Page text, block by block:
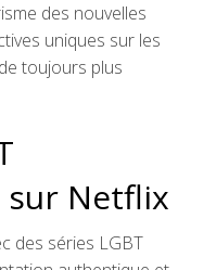
des nouvelles
uniques sur les
toujours plus
Netflix
des séries LGBT